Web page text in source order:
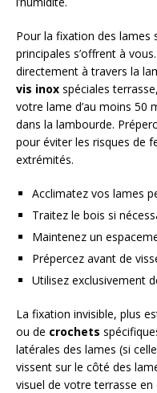
Pour la fixation des lames
principales s’offrent à
directement à travers la
vis inox spéciales
votre lame d’au moins 50
dans la lambourde.
pour éviter les risques de
extrémités.
Acclimatez vos lames
Traitez le bois si
Maintenez un
Prépercez avant de
Utilisez exclusivement
La fixation invisible, plus
ou de crochets
latérales des lames (si
vissent sur le côté des
visuel de votre terrasse